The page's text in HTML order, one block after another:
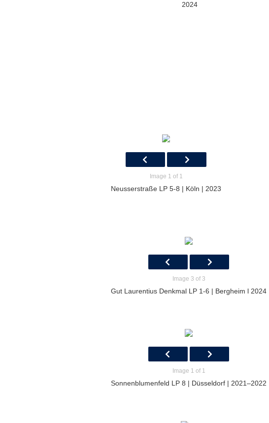
2024
Image 1 of 1
Neusserstraße LP 5-8 | Köln | 2023
Image 3 of 3
Gut Laurentius Denkmal LP 1-6 | Bergheim l 2024
Image 1 of 1
Sonnenblumenfeld LP 8 | Düsseldorf | 2021–2022